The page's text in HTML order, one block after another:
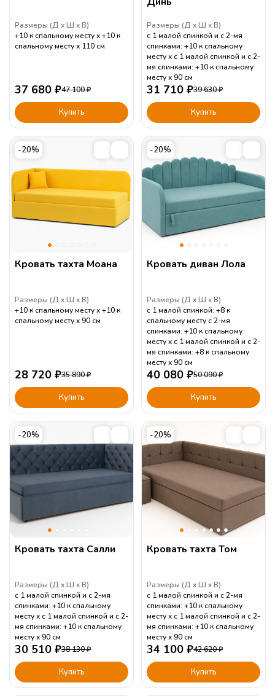
Размеры (Д Ш В)
+10 к спальному месту
+10 к
спальному месту
110 см
37 680 ₽47 100₽
Купить
Размеры (Д Ш В)
с 1 малой спинкой и с 2-мя
спинками: +10 к спальному
месту
с 1 малой спинкой и с 2-
мя спинками: +10 к спальному
месту
90 см
31 710 ₽39 630₽
Купить
-20%
Кровать тахта Моана
Размеры (Д Ш В)
+10 к спальному месту
+10 к
спальному месту
90 см
28 720 ₽35 890₽
Купить
-20%
Кровать диван Лола
Размеры (Д Ш В)
с 1 малой спинкой: +8 к
спальному месту с 2-мя
спинками: +10 к спальному
месту
с 1 малой спинкой и с 2-
мя спинками: +8 к спальному
месту
90 см
40 080 ₽50 090₽
Купить
-20%
Кровать тахта Салли
Размеры (Д Ш В)
с 1 малой спинкой и с 2-мя
спинками: +10 к спальному
месту
с 1 малой спинкой и с 2-
мя спинками: +10 к спальному
месту
90 см
30 510 ₽38 130₽
Купить
-20%
Кровать тахта Том
Размеры (Д Ш В)
с 1 малой спинкой и с 2-мя
спинками: +10 к спальному
месту
с 1 малой спинкой и с 2-
мя спинками: +10 к спальному
месту
90 см
34 100 ₽42 620₽
Купить